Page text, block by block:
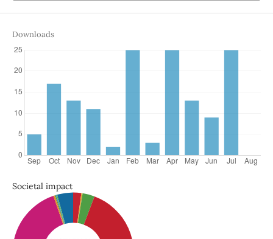
Downloads
Societal impact